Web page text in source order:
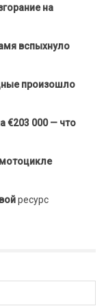
на
вспыхнуло
произошло
€203 000 — что
ресурс